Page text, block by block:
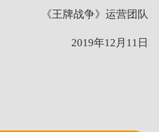
《王牌战争》运营团队
2019年12月11日